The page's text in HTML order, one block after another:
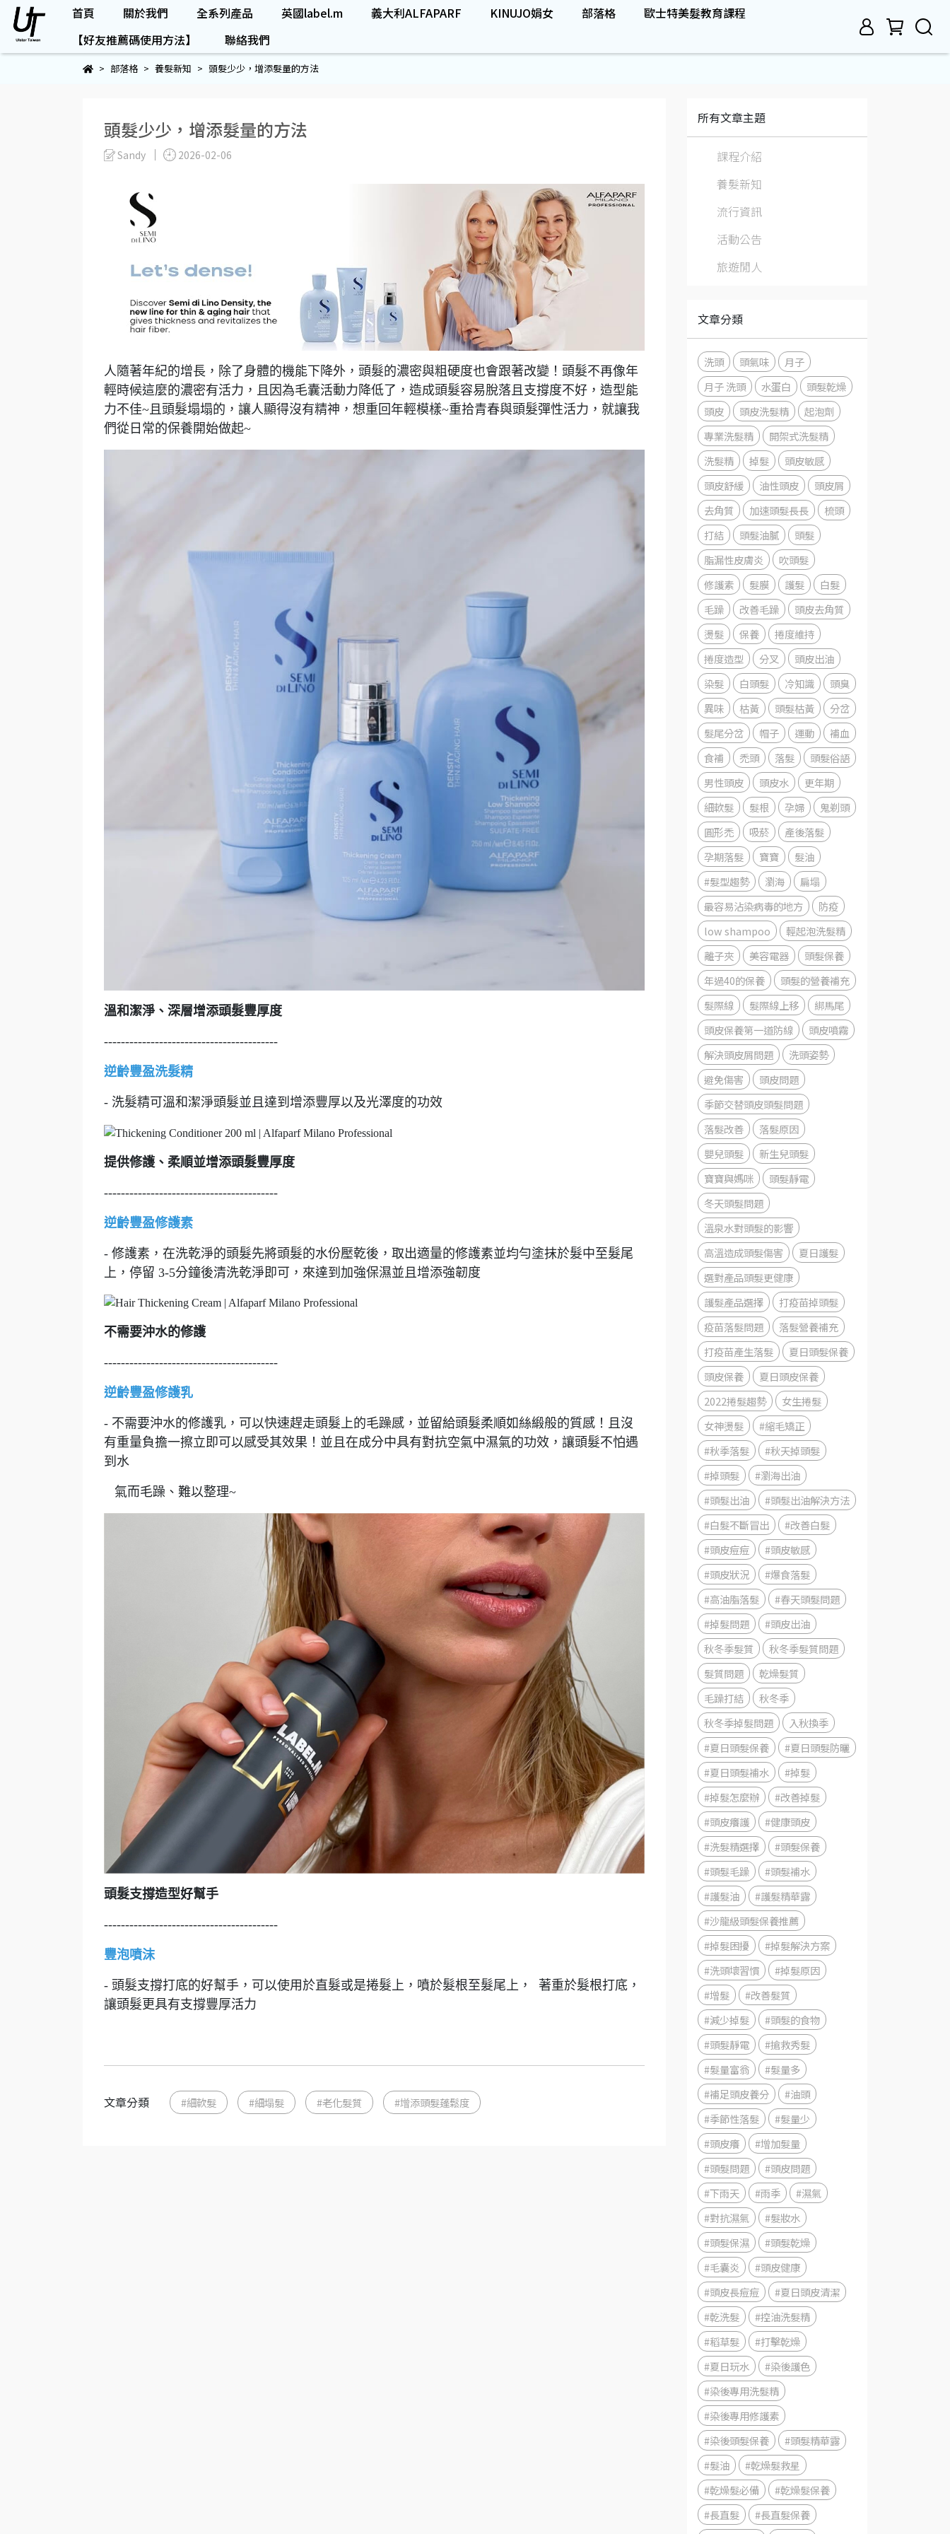
首頁 關於我們 全系列產品 英國label.m 義大利ALFAPARF KINUJO娟女 部落格
歐士特美髮教育課程
【好友推薦碼使用方法】
聯絡我們
部落格 養髮新知 頭髮少少，增添髮量的方法
頭髮少少，增添髮量的方法
Sandy 2026-02-06
人隨著年紀的增長，除了身體的機能下降外，頭髮的濃密與粗硬度也會跟著改變！頭髮不再像年
輕時候這麼的濃密有活力，且因為毛囊活動力降低了，造成頭髮容易脫落且支撐度不好，造型能
力不佳~且頭髮塌塌的，讓人顯得沒有精神，想重回年輕模樣~重拾青春與頭髮彈性活力，就讓我
們從日常的保養開始做起~
溫和潔淨、深層增添頭髮豐厚度
-----------------------------------------
逆齡豐盈洗髮精
- 洗髮精可溫和潔淨頭髮並且達到增添豐厚以及光澤度的功效
提供修護、柔順並增添頭髮豐厚度
-----------------------------------------
逆齡豐盈修護素
- 修護素，在洗乾淨的頭髮先將頭髮的水份壓乾後，取出適量的修護素並均勻塗抹於髮中至髮尾
上，停留 3-5分鐘後清洗乾淨即可，來達到加強保濕並且增添強韌度
不需要沖水的修護
-----------------------------------------
逆齡豐盈修護乳
- 不需要沖水的修護乳，可以快速趕走頭髮上的毛躁感，並留給頭髮柔順如絲緞般的質感！且沒
有重量負擔一擦立即可以感受其效果！並且在成分中具有對抗空氣中濕氣的功效，讓頭髮不怕遇
到水
氣而毛躁、難以整理~
頭髮支撐造型好幫手
-----------------------------------------
豐泡噴沫
- 頭髮支撐打底的好幫手，可以使用於直髮或是捲髮上，噴於髮根至髮尾上， 著重於髮根打底，
讓頭髮更具有支撐豐厚活力
文章分類 #細軟髮 #細塌髮 #老化髮質 #增添頭髮蓬鬆度
所有文章主題
課程介紹
養髮新知
流行資訊
活動公告
旅遊閒人
文章分類
洗頭 頭氣味
月子
月子 洗頭
水蛋白
頭髮乾燥
頭皮
頭皮洗髮精
起泡劑
專業洗髮精
開架式洗髮精
洗髮精
掉髮
頭皮敏感
頭皮舒緩
油性頭皮
頭皮屑
去角質
加速頭髮長長
梳頭
打結
頭髮油膩
頭髮
脂漏性皮膚炎
吹頭髮
修護素
髮膜 護髮
白髮
毛躁
改善毛躁
頭皮去角質
燙髮
保養
捲度維持
捲度造型
分叉
頭皮出油
染髮
白頭髮 冷知識
頭臭
異味
枯黃 頭髮枯黃
分岔
髮尾分岔
帽子 運動
補血
食補
禿頭 落髮
頭髮俗語
男性頭皮
頭皮水
更年期
細軟髮
髮根 孕婦
鬼剃頭
圓形禿
吸菸
產後落髮
孕期落髮
寶寶
髮油
#髮型趨勢
瀏海
扁塌
最容易沾染病毒的地方
防疫
low shampoo
輕起泡洗髮精
離子夾
美容電器
頭髮保養
年過40的保養
頭髮的營養補充
髮際線
髮際線上移
綁馬尾
頭皮保養第一道防線
頭皮噴霧
解決頭皮屑問題
洗頭姿勢
避免傷害
頭皮問題
季節交替頭皮頭髮問題
落髮改善
落髮原因
嬰兒頭髮
新生兒頭髮
寶寶與媽咪
頭髮靜電
冬天頭髮問題
溫泉水對頭髮的影響
高溫造成頭髮傷害
夏日護髮
選對產品頭髮更健康
護髮產品選擇
打疫苗掉頭髮
疫苗落髮問題
落髮營養補充
打疫苗產生落髮
夏日頭髮保養
頭皮保養
夏日頭皮保養
2022捲髮趨勢
女生捲髮
女神燙髮
#縮毛矯正
#秋季落髮
#秋天掉頭髮
#掉頭髮
#瀏海出油
#頭髮出油
#頭髮出油解決方法
#白髮不斷冒出
#改善白髮
#頭皮痘痘
#頭皮敏感
#頭皮狀況
#爆食落髮
#高油脂落髮
#春天頭髮問題
#掉髮問題
#頭皮出油
秋冬季髮質
秋冬季髮質問題
髮質問題
乾燥髮質
毛躁打結
秋冬季
秋冬季掉髮問題
入秋換季
#夏日頭髮保養
#夏日頭髮防曬
#夏日頭髮補水
#掉髮
#掉髮怎麼辦
#改善掉髮
#頭皮癢護
#健康頭皮
#洗髮精選擇
#頭髮保養
#頭髮毛躁
#頭髮補水
#護髮油
#護髮精華露
#沙龍級頭髮保養推薦
#掉髮困擾
#掉髮解決方案
#洗頭壞習慣
#掉髮原因
#增髮
#改善髮質
#減少掉髮
#頭髮的食物
#頭髮靜電
#搶救秀髮
#髮量富翁
#髮量多
#補足頭皮養分
#油頭
#季節性落髮
#髮量少
#頭皮癢
#增加髮量
#頭髮問題
#頭皮問題
#下雨天
#雨季
#濕氣
#對抗濕氣
#髮妝水
#頭髮保濕
#頭髮乾燥
#毛囊炎
#頭皮健康
#頭皮長痘痘
#夏日頭皮清潔
#乾洗髮
#控油洗髮精
#稻草髮
#打擊乾燥
#夏日玩水
#染後護色
#染後專用洗髮精
#染後專用修護素
#染後頭髮保養
#頭髮精華露
#髮油
#乾燥髮救星
#乾燥髮必備
#乾燥髮保養
#長直髮
#長直髮保養